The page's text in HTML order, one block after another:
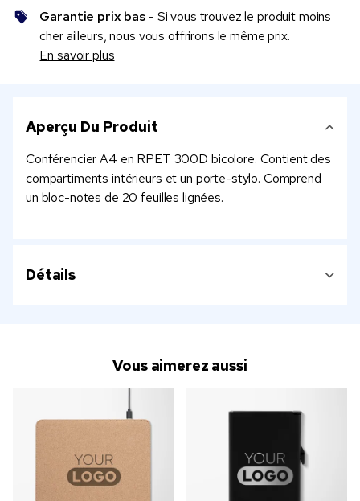
Garantie prix bas - Si vous trouvez le produit moins
cher ailleurs, nous vous offrirons le même prix.
En savoir plus
Aperçu Du Produit
Conférencier A4 en RPET 300D bicolore. Contient des
compartiments intérieurs et un porte-stylo. Comprend
un bloc-notes de 20 feuilles lignées.
Détails
Vous aimerez aussi